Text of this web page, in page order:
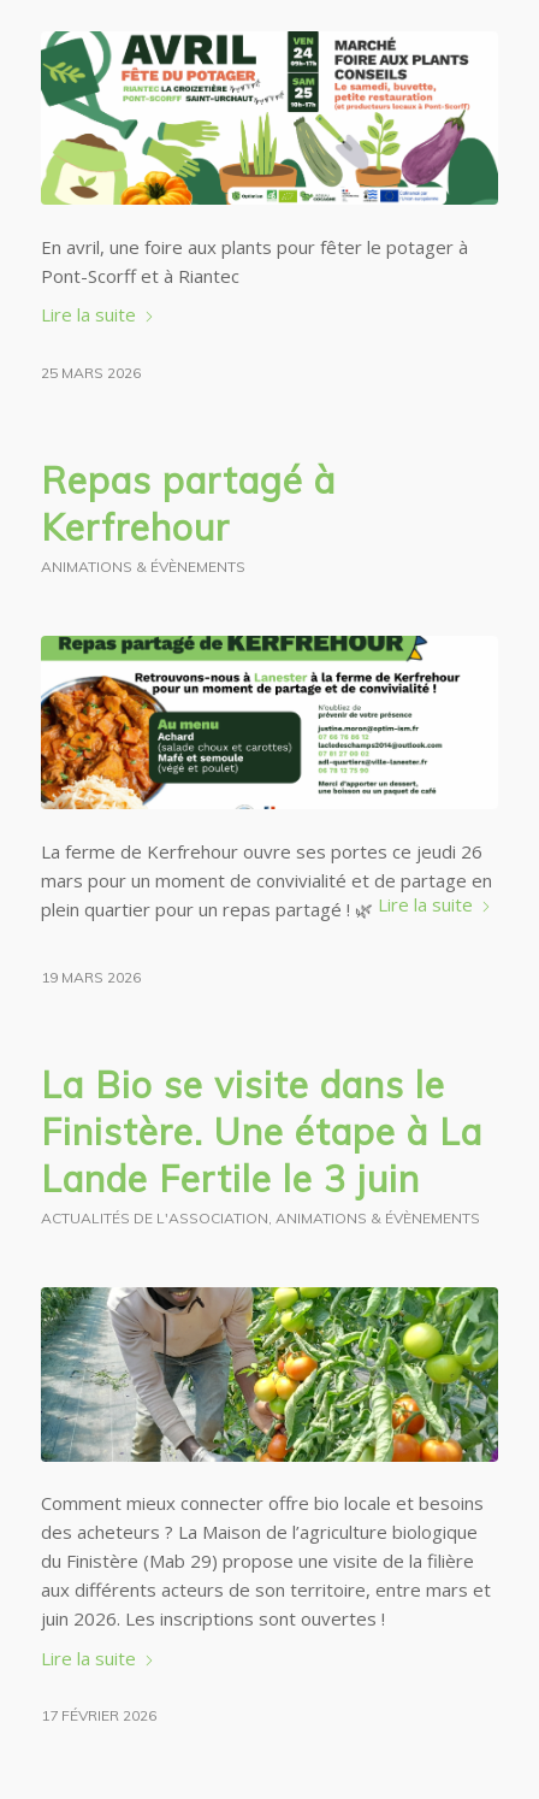
En avril, une foire aux plants pour fêter le potager à
Pont-Scorff et à Riantec
Lire la suite
25 MARS 2026
Repas partagé à
Kerfrehour
ANIMATIONS & ÉVÈNEMENTS
La ferme de Kerfrehour ouvre ses portes ce jeudi 26
mars pour un moment de convivialité et de partage en
plein quartier pour un repas partagé ! 🌿 Lire la suite
19 MARS 2026
La Bio se visite dans le
Finistère. Une étape à La
Lande Fertile le 3 juin
ACTUALITÉS DE L'ASSOCIATION ANIMATIONS & ÉVÈNEMENTS
Comment mieux connecter offre bio locale et besoins
des acheteurs ? La Maison de l’agriculture biologique
du Finistère (Mab 29) propose une visite de la filière
aux différents acteurs de son territoire, entre mars et
juin 2026. Les inscriptions sont ouvertes !
Lire la suite
17 FÉVRIER 2026